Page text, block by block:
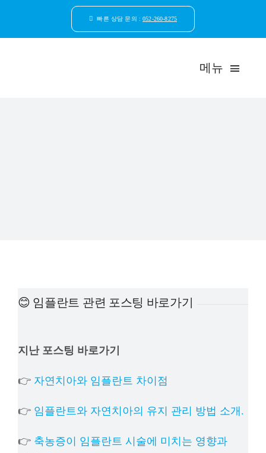
빠른 상담 문의 :052-260-8275
메뉴
😊 임플란트 관련 포스팅 바로가기
지난 포스팅 바로가기
👉 자연치아와 임플란트 차이점
👉 임플란트와 자연치아의 유지 관리 방법 소개.
👉 축농증이 임플란트 시술에 미치는 영향과